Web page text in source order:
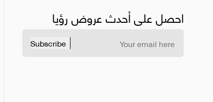
احصل على أحدث عروض رؤيا
Subscribe